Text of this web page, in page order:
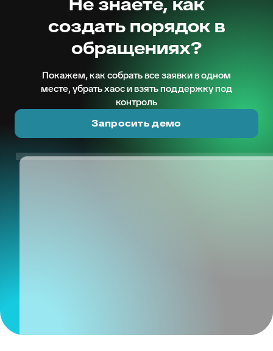
создать порядок в
обращениях?
Покажем, как собрать все заявки в одном
месте, убрать хаос и взять поддержку под
контроль
Запросить демо